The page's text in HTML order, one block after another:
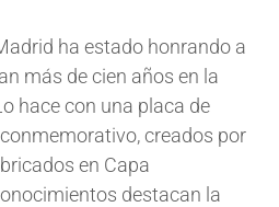
ha estado honrando a
más de cien años en la
hace con una placa de
creados por
en Capa
destacan la